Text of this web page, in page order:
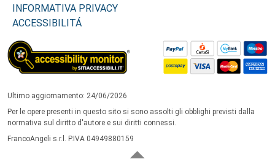
INFORMATIVA PRIVACY
ACCESSIBILITÁ
Ultimo aggiornamento: 24/06/2026
Per le opere presenti in questo sito si sono assolti gli obblighi previsti dalla
normativa sul diritto d'autore e sui diritti connessi.
FrancoAngeli s.r.l. P.IVA 04949880159